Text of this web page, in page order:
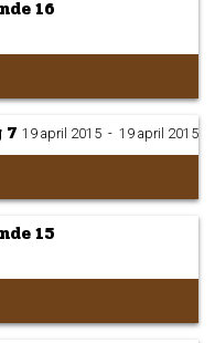
16
7 19 april 2015 ­ - ­ 19 april 2015
15